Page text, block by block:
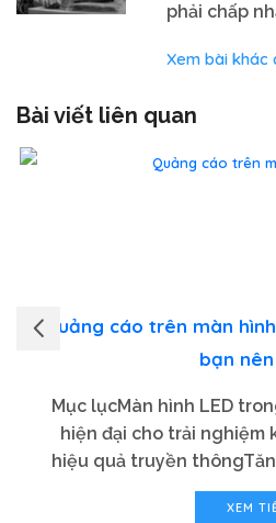
phải chấp
Xem bài khác
Bài viết liên quan
Quảng cáo trên màn hình
bạn
Mục lụcMàn hình LED
hiện đại cho trải nghiệm
hiệu quả truyền
XEM